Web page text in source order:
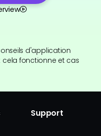
d'application
cela fonctionne et cas
Support